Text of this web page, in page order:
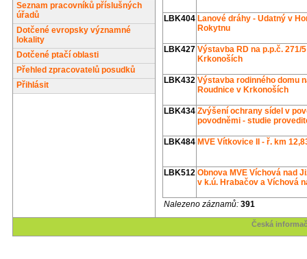
Seznam pracovníků příslušných
úřadů
Dotčené evropsky významné
lokality
Dotčené ptačí oblasti
Přehled zpracovatelů posudků
Přihlásit
LBK404 Lanové dráhy - Udatný v
Rokytnu
LBK427 Výstavba RD na p.p.č. 271/
Krkonoších
LBK432 Výstavba rodinného domu
Roudnice v Krkonoších
LBK434 Zvýšení ochrany sídel v
povodněmi - studie
LBK484 MVE Vítkovice II - ř. km
LBK512 Obnova MVE Víchová nad
v k.ú. Hrabačov a Víchová
Nalezeno záznamů: 391
Česká